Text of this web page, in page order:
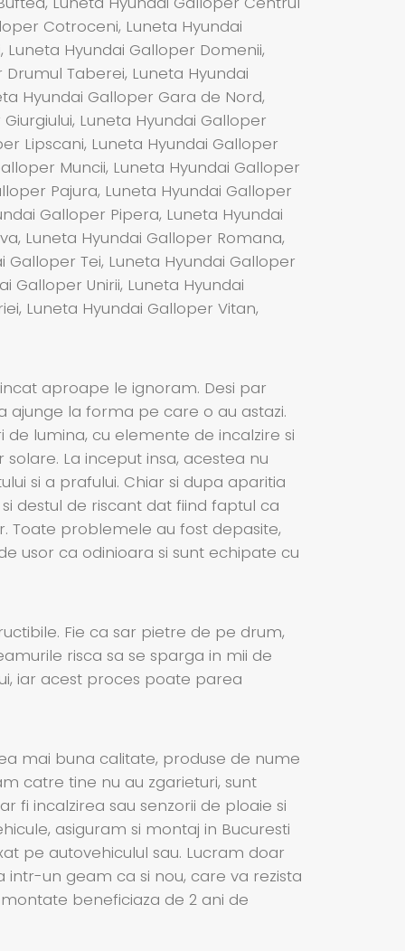
Cotroceni, Luneta Hyundai
Hyundai Galloper Domenii,
Taberei, Luneta Hyundai
Hyundai Galloper Gara de Nord,
Luneta Hyundai Galloper
Lipscani, Luneta Hyundai Galloper
Muncii, Luneta Hyundai Galloper
Pajura, Luneta Hyundai Galloper
Galloper Pipera, Luneta Hyundai
Luneta Hyundai Galloper Romana,
Tei, Luneta Hyundai Galloper
Galloper Unirii, Luneta Hyundai
Luneta Hyundai Galloper Vitan,
aproape le ignoram. Desi par
la forma pe care o au astazi.
lumina, cu elemente de incalzire si
La inceput insa, acestea nu
si a prafului. Chiar si dupa aparitia
destul de riscant dat fiind faptul ca
Toate problemele au fost depasite,
usor ca odinioara si sunt echipate cu
Fie ca sar pietre de pe drum,
risca sa se sparga in mii de
iar acest proces poate parea
mai buna calitate, produse de nume
catre tine nu au zgarieturi, sunt
fi incalzirea sau senzorii de ploaie si
asiguram si montaj in Bucuresti
pe autovehiculul sau. Lucram doar
un geam ca si nou, care va rezista
beneficiaza de 2 ani de